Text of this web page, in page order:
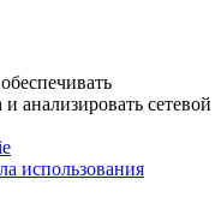
анализировать сетевой
использования